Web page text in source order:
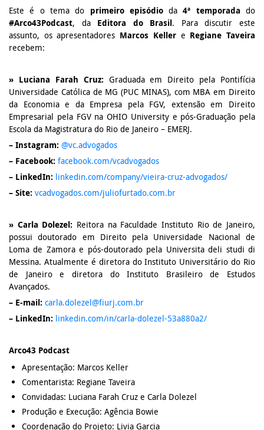
Este é o tema do primeiro episódioda4ª temporadado
#Arco43Podcast, da Editora do Brasil. Para discutir este
assunto, os apresentadores Marcos Keller e Regiane Taveira
recebem:
» Luciana Farah Cruz: Graduada em Direito pela Pontifícia
Universidade Católica de MG (PUC MINAS), com MBA em Direito
da Economia e da Empresa pela FGV, extensão em Direito
Empresarial pela FGV na OHIO University e pós-Graduação pela
Escola da Magistratura do Rio de Janeiro – EMERJ.
– Instagram: @vc.advogados
– Facebook: facebook.com/vcadvogados
– LinkedIn: linkedin.com/company/vieira-cruz-advogados/
– Site: vcadvogados.com/juliofurtado.com.br
» Carla Dolezel: Reitora na Faculdade Instituto Rio de Janeiro,
possui doutorado em Direito pela Universidade Nacional de
Loma de Zamora e pós-doutorado pela Universita deli studi di
Messina. Atualmente é diretora do Instituto Universitário do Rio
de Janeiro e diretora do Instituto Brasileiro de Estudos
Avançados.
– E-mail: carla.dolezel@fiurj.com.br
– LinkedIn: linkedin.com/in/carla-dolezel-53a880a2/
Arco43 Podcast
Apresentação: Marcos Keller
Comentarista: Regiane Taveira
Convidadas: Luciana Farah Cruz e Carla Dolezel
Produção e Execução: Agência Bowie
Coordenação do Projeto: Livia Garcia